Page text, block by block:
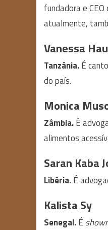
fundadora e CEO
atualmente,
Vanessa
Tanzânia.É
do país.
Monica
Zâmbia.É
alimentos
Saran Kaba
Libéria.É
Kalista Sy
Senegal.É